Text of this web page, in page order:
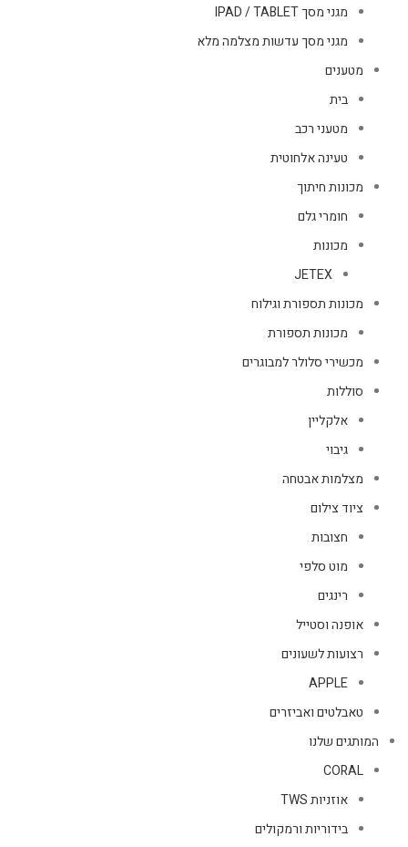
מגני מסך IPAD / TABLET
מגני מסך עדשות מצלמה מלא
מטענים
בית
מטעני רכב
טעינה אלחוטית
מכונות חיתוך
חומרי גלם
מכונות
JETEX
מכונות תספורת וגילוח
מכונות תספורת
מכשירי סלולר למבוגרים
סוללות
אלקליין
גיבוי
מצלמות אבטחה
ציוד צילום
חצובות
מוט סלפי
רינגים
אופנה וסטייל
רצועות לשעונים
APPLE
טאבלטים ואביזרים
המותגים שלנו
CORAL
אוזניות TWS
בידוריות ורמקולים